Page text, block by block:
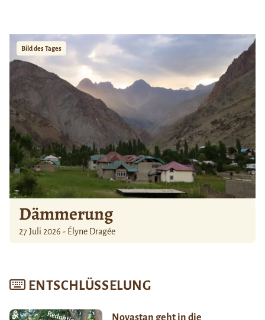
Bild des Tages
Dämmerung
27 Juli 2026 - Élyne Dragée
ENTSCHLÜSSELUNG
Novastan geht in die